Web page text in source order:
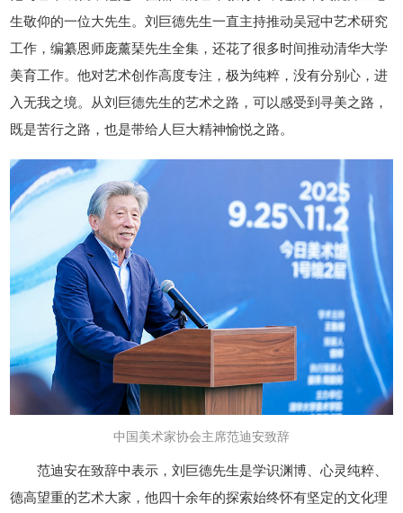
生敬仰的一位大先生。刘巨德先生一直主持推动吴冠中艺术研究
工作，编纂恩师庞薰琹先生全集，还花了很多时间推动清华大学
美育工作。他对艺术创作高度专注，极为纯粹，没有分别心，进
入无我之境。从刘巨德先生的艺术之路，可以感受到寻美之路，
既是苦行之路，也是带给人巨大精神愉悦之路。
中国美术家协会主席范迪安致辞
范迪安在致辞中表示，刘巨德先生是学识渊博、心灵纯粹、
德高望重的艺术大家，他四十余年的探索始终怀有坚定的文化理